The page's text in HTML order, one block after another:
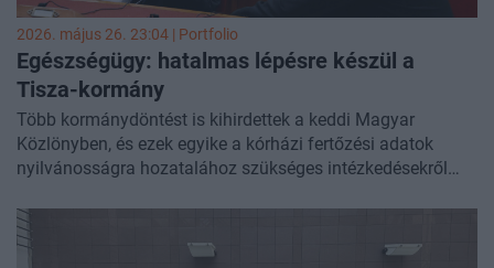
2026. május 26. 23:04 | Portfolio
Egészségügy: hatalmas lépésre készül a
Tisza-kormány
Több kormánydöntést is kihirdettek a keddi Magyar
Közlönyben, és ezek egyike a kórházi fertőzési adatok
nyilvánosságra hozatalához szükséges intézkedésekről